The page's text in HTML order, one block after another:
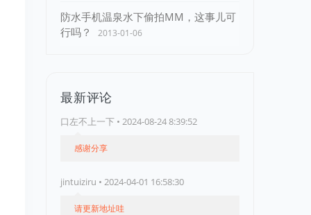
防水手机温泉水下偷拍MM，这事儿可
行吗？
2013-01-06
最新评论
口左不上一下 • 2024-08-24 8:39:52
感谢分享
jintuiziru • 2024-04-01 16:58:30
请更新地址哇